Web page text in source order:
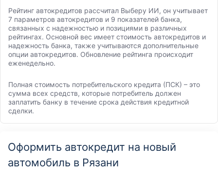
Рейтинг автокредитов рассчитал Выберу ИИ, он учитывает
7 параметров автокредитов и 9 показателей банка,
связанных с надежностью и позициями в различных
рейтингах. Основной вес имеет стоимость автокредитов и
надежность банка, также учитываются дополнительные
опции автокредитов. Обновление рейтинга происходит
еженедельно.
Полная стоимость потребительского кредита (ПСК) – это
сумма всех средств, которые потребитель должен
заплатить банку в течение срока действия кредитной
сделки.
Оформить автокредит на новый
автомобиль в Рязани